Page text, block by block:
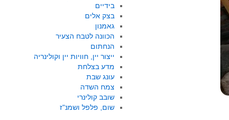
בידיים
בצק אלים
גאמנון
הכוונה לטבח הצעיר
הנחתום
ייצור יין, חוויות יין וקולינריה
מדע בצלחת
עונג שבת
צמח השדה
שובב קולינרי
שום, פלפל ושמנ"ז